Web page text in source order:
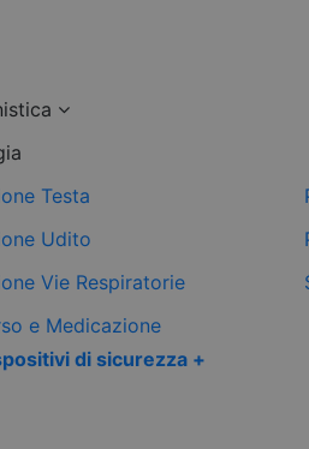
Testa
Udito
Vie Respiratorie
e Medicazione
di sicurezza +